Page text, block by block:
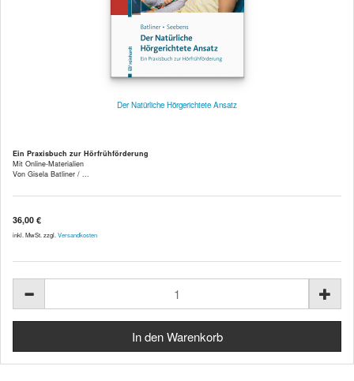
Der Natürliche Hörgerichtete Ansatz
Ein Praxisbuch zur Hörfrühförderung
Mit Online-Materialien
Von Gisela Batliner / ...
36,00 €
inkl. MwSt. zzgl. Versandkosten